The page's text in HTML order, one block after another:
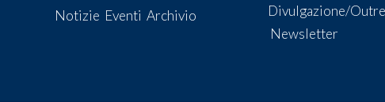
Notizie Eventi Archivio
Divulgazione/
Newsletter